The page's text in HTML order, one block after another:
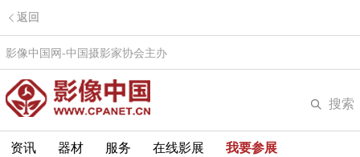
返回
影像中国网-中国摄影家协会主办
搜索
资讯 器材 服务 在线影展 我要参展